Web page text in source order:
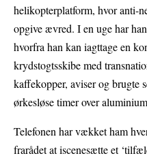
helikopterplatform, hvor anti-
opgive ævred. I en uge har
hvorfra han kan iagttage en
krydstogtsskibe med
kaffekopper, aviser og brugte
ørkesløse timer over
Telefonen har vækket ham
frarådet at iscenesætte et